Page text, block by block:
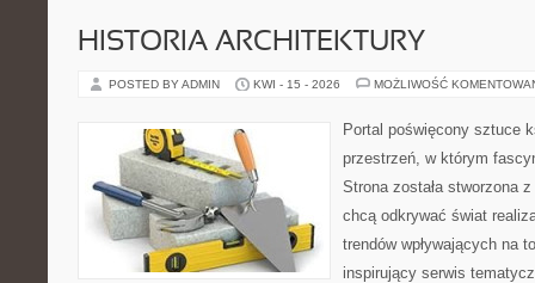
HISTORIA ARCHITEKTURY
POSTED BY ADMIN KWI - 15 - 2026 MOŻLIWOŚĆ
Portal poświęcony sztuce
przestrzeń, w którym
Strona została stworzona
chcą odkrywać świat
trendów wpływających na
inspirujący serwis